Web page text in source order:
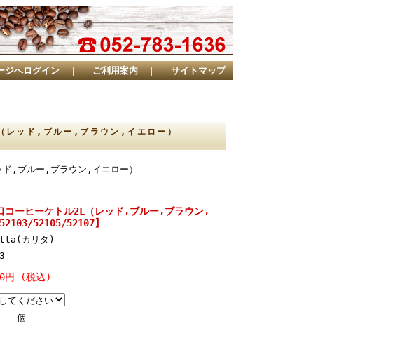
ジへログイン ｜ ご利用案内 ｜ サイトマップ
レッド,ブルー,ブラウン,イエロー）
ド,ブルー,ブラウン,イエロー）
ーヒーケトル2L（レッド,ブルー,ブラウン,
52105/52107】
カリタ)
円 (税込)
個